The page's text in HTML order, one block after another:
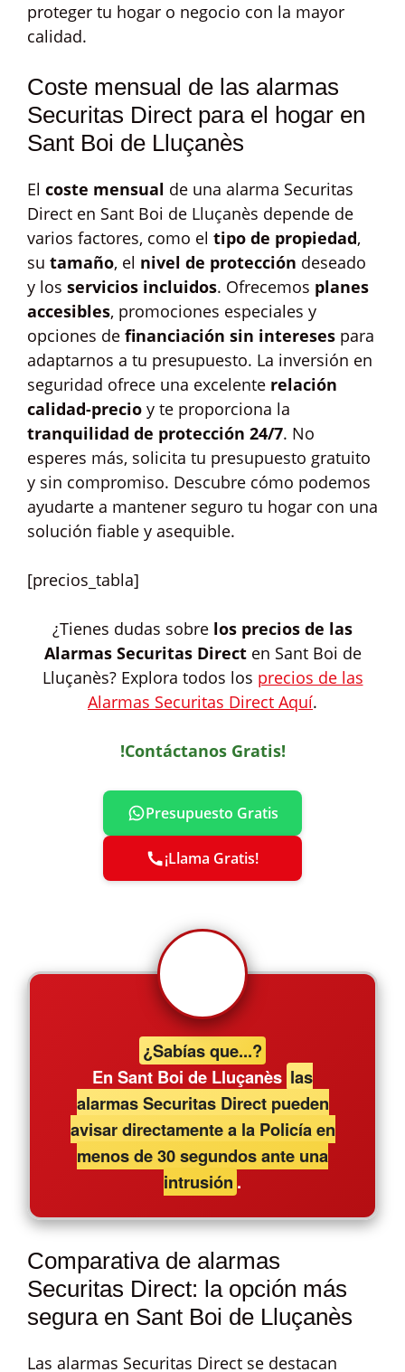
proteger tu hogar o negocio con la mayor
calidad.
Coste mensual de las alarmas
Securitas Direct para el hogar en
Sant Boi de Lluçanès
El coste mensual de una alarma Securitas
Direct en Sant Boi de Lluçanès depende de
varios factores, como el tipo de propiedad,
su tamaño, el nivel de protección deseado
y los servicios incluidos. Ofrecemos planes
accesibles, promociones especiales y
opciones de financiación sin intereses para
adaptarnos a tu presupuesto. La inversión en
seguridad ofrece una excelente relación
calidad-precio y te proporciona la
tranquilidad de protección 24/7. No
esperes más, solicita tu presupuesto gratuito
y sin compromiso. Descubre cómo podemos
ayudarte a mantener seguro tu hogar con una
solución fiable y asequible.
[precios_tabla]
¿Tienes dudas sobre los precios de las
Alarmas Securitas Directen Sant Boi de
Lluçanès? Explora todos los precios de las
Alarmas Securitas Direct Aquí.
!Contáctanos Gratis!
Presupuesto Gratis
¡Llama Gratis!
¿Sabías que...?
En Sant Boi de Lluçanès las
alarmas Securitas Direct pueden
avisar directamente a la Policía en
menos de 30 segundos ante una
intrusión .
Comparativa de alarmas
Securitas Direct: la opción más
segura en Sant Boi de Lluçanès
Las alarmas Securitas Direct se destacan